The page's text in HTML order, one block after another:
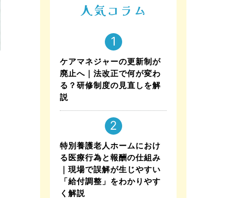
人気コラム
ケアマネジャーの更新制が
廃止へ｜法改正で何が変わ
る？研修制度の見直しを解
説
特別養護老人ホームにおけ
る医療行為と報酬の仕組み
｜現場で誤解が生じやすい
「給付調整」をわかりやす
く解説